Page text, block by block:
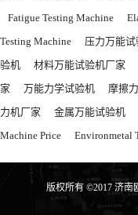
Fatigue Testing Machine
Testing Machine
压力万能试
验机
材料万能试验机厂家
家
万能力学试验机 摩擦
力机厂家
金属万能试验机
Machine Price
Environmetal
版权所有 ©2017 济南